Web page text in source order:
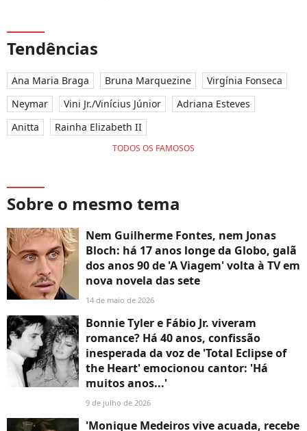
Tendências
Ana Maria Braga Bruna Marquezine
Virgínia Fonseca
Neymar
Vini Jr./Vinícius Júnior
Adriana Esteves
Anitta
Rainha Elizabeth II
TODOS OS FAMOSOS
Sobre o mesmo tema
Nem Guilherme Fontes, nem Jonas
Bloch: há 17 anos longe da Globo, galã
dos anos 90 de 'A Viagem' volta à TV em
nova novela das sete
14 de maio de 2026
Bonnie Tyler e Fábio Jr. viveram
romance? Há 40 anos, confissão
inesperada da voz de 'Total Eclipse of
the Heart' emocionou cantor: 'Há
muitos anos...'
9 de julho de 2026
'Monique Medeiros vive acuada, recebe